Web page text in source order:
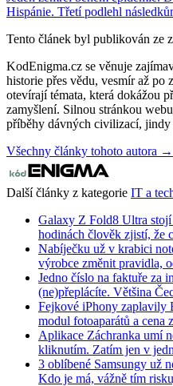
Hispánie. Třetí podlehl
Tento článek byl publikován ze
KodEnigma.cz se věnuje
historie přes vědu, vesmír až po
otevírají témata, která dokážou
zamyšlení. Silnou stránkou
příběhy dávných civilizací, jindy
Všechny články tohoto autora →
Další články z kategorie IT a
Galaxy Z Fold8 Ultra
hodinách člověk zjistí, že
Nabíječku už v krabici
výrobce změnit pravidla,
Jedno číslo na faktuře za
(ne)přeplácíte. Většina
Fejkové iPhony zaplavily
modul fotoaparátů a cena
Aplikace Záchranka umí
kliknutím. Zatím jen v
3 oblíbené Samsungy už
Kdo je má, vážně tím